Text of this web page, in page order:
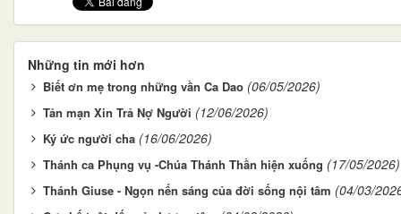
Những tin mới hơn
Biết ơn mẹ trong những vần Ca Dao (06/05/2026)
Tản mạn Xin Trả Nợ Người (12/06/2026)
Ký ức người cha (16/06/2026)
Thánh ca Phụng vụ -Chúa Thánh Thần hiện xuống (17/05/2026)
Thánh Giuse - Ngọn nến sáng của đời sống nội tâm (04/03/